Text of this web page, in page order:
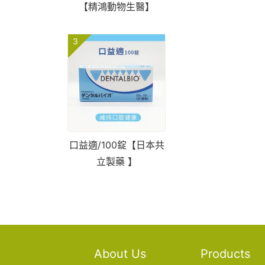
【精鴻動物生醫】
3
口益適/100錠【日本共
立製藥 】
About Us Products